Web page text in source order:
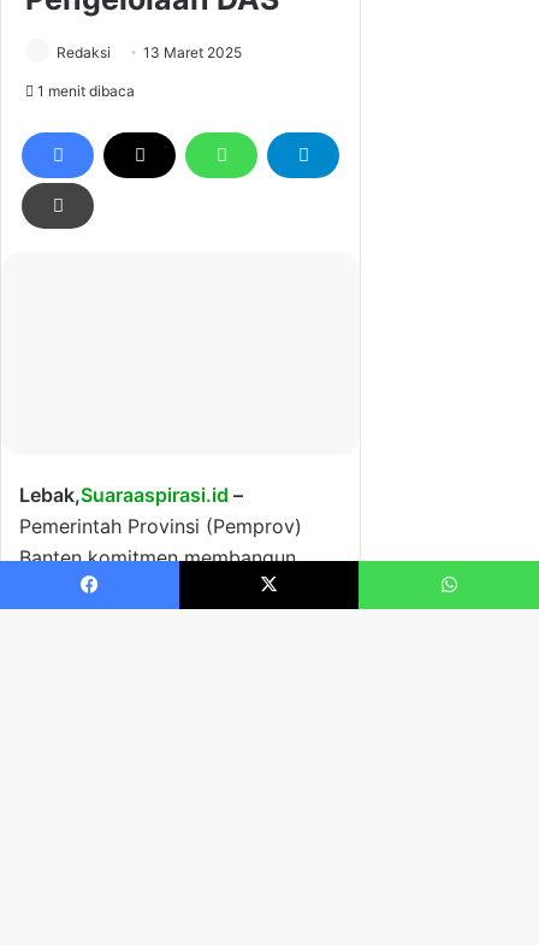
Facebook X WhatsApp